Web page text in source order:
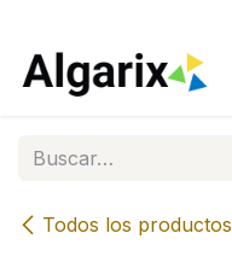
Todos los productos